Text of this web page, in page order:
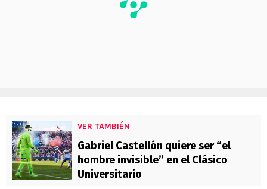
VER TAMBIÉN
Gabriel Castellón quiere ser “el
hombre invisible” en el Clásico
Universitario